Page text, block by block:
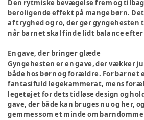
Den rytmiske bevægelse frem og
beroligende effekt på mange børn.
af tryghed og ro, der gør
når barnet skal finde lidt balance
En gave, der bringer glæde
Gyngehesten er en gave, der vækker
både hos børn og forældre. For barnet
fantasifuld legekammerat, mens
legetøjet for dets tidløse design og
gave, der både kan bruges nu og her,
gemmes som et minde om